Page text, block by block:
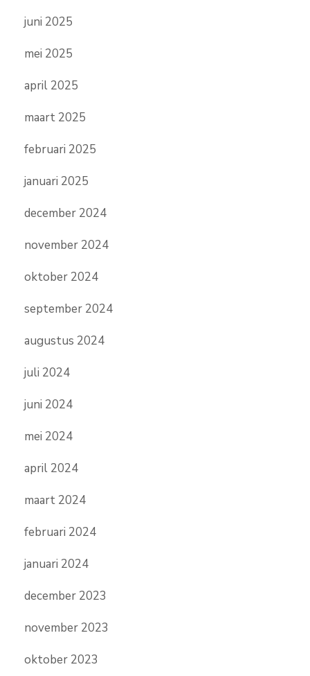
juni 2025
mei 2025
april 2025
maart 2025
februari 2025
januari 2025
december 2024
november 2024
oktober 2024
september 2024
augustus 2024
juli 2024
juni 2024
mei 2024
april 2024
maart 2024
februari 2024
januari 2024
december 2023
november 2023
oktober 2023